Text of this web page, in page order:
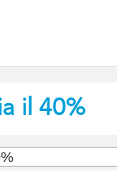
il 40%